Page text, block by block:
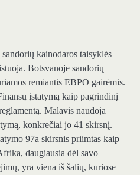
kainodaros taisyklės
Botsvanoje sandorių
remiantis EBPO gairėmis.
įstatymą kaip pagrindinį
Malavis naudoja
konkrečiai jo 41 skirsnį.
97a skirsnis priimtas kaip
daugiausia dėl savo
yra viena iš šalių, kuriose